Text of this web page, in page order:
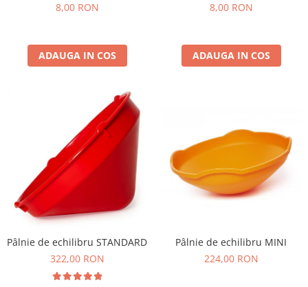
8,00 RON
ADAUGA IN COS
8,00 RON
ADAUGA IN COS
Pâlnie de echilibru STANDARD
322,00 RON
Pâlnie de echilibru MINI
224,00 RON